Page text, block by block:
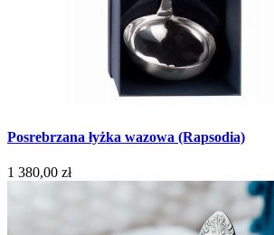
Posrebrzana łyżka wazowa (Rapsodia)
1 380,00 zł